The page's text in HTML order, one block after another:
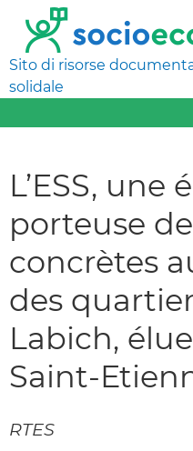
Sito di risorse
solidale
L’ESS, une
porteuse
concrètes
des
Labich, élue
Saint-
RTES